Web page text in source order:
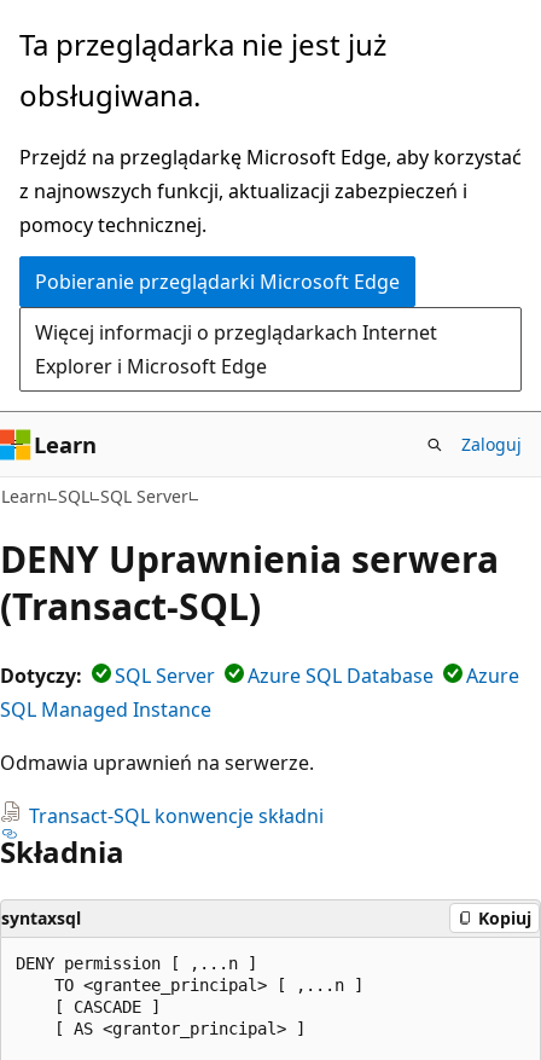
Przejdź
głównej
Ta przeglądarka nie jest już
obsługiwana.
Przejdź na przeglądarkę Microsoft Edge, aby korzystać
z najnowszych funkcji, aktualizacji zabezpieczeń i
pomocy technicznej.
Pobieranie przeglądarki Microsoft Edge
Więcej informacji o przeglądarkach Internet
Explorer i Microsoft Edge
Learn Zaloguj
Learn SQL SQL Server
DENY Uprawnienia serwera
(Transact-SQL)
Dotyczy: SQL Server Azure SQL Database
Azure
SQL Managed Instance
Odmawia uprawnień na serwerze.
Transact-SQL konwencje składni
Składnia
syntaxsql Kopiuj
DENY permission [ ,...n ]
    TO <grantee_principal> [ ,...n ]
    [ CASCADE ]
    [ AS <grantor_principal> ]